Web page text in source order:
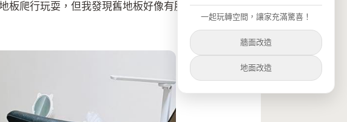
板爬行玩耍，但我發現舊地板好像有股怪味道，而
一起玩轉空間，讓家充滿驚喜！
牆面改造
地面改造